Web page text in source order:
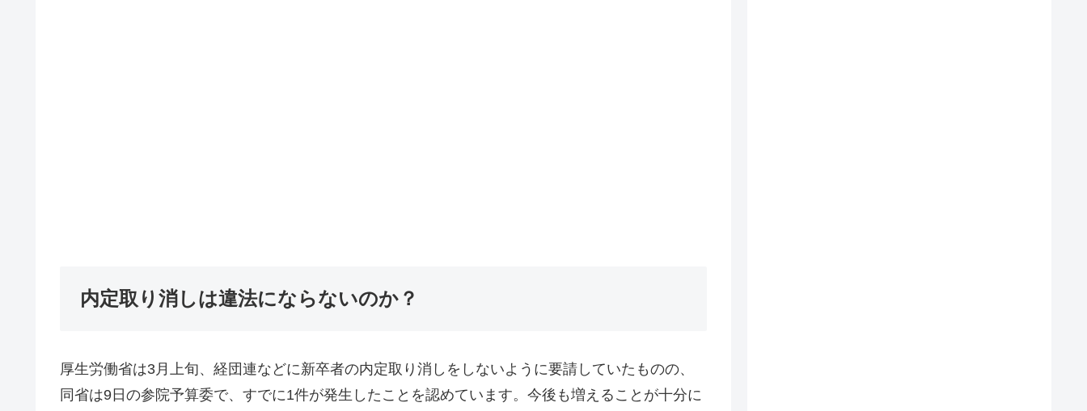
内定取り消しは違法にならないのか？
厚生労働省は3月上旬、経団連などに新卒者の内定取り消しをしないように要請していたものの、
同省は9日の参院予算委で、すでに1件が発生したことを認めています。今後も増えることが十分に